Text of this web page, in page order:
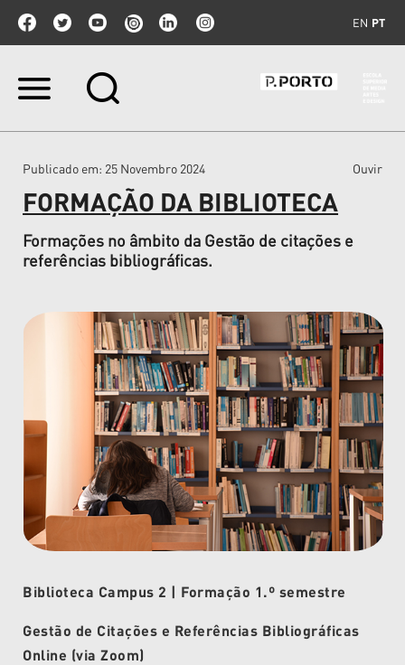
EN PT
Ir
Ir
navegação
Publicado em: 25 Novembro 2024 Ouvir
FORMAÇÃO DA BIBLIOTECA
Formações no âmbito da Gestão de citações e
referências bibliográficas.
Biblioteca Campus 2 | Formação 1.º semestre
Gestão de Citações e Referências Bibliográficas
Online (via Zoom)